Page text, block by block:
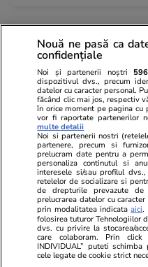
Cine transmite
Craiova la TV în
meciul din
2026
Tehnologie
Noi probleme
doua oară în doar
Facebook și
Știri România
Nouă ne pasă ca
confidențiale
Noi și partenerii noștri 596
dispozitivul dvs., precum
datelor cu caracter personal.
făcând clic mai jos, respectiv
în orice moment pe pagina cu
vor fi raportate partenerilor
multe detalii
Noi si partenerii nostri
partenere, precum si
prelucram date pentru a
personaliza continutul si
interesele si/sau profilul
retelelor de socializare si
de drepturile prevazute
prelucrarea datelor cu
prin modalitatea indicataaici.
folosirea tuturor Tehnologiilor
dvs. cu privire la stocarea/
care colaboram. Prin click
INDIVIDUAL” puteti
cele legate de cookie strict